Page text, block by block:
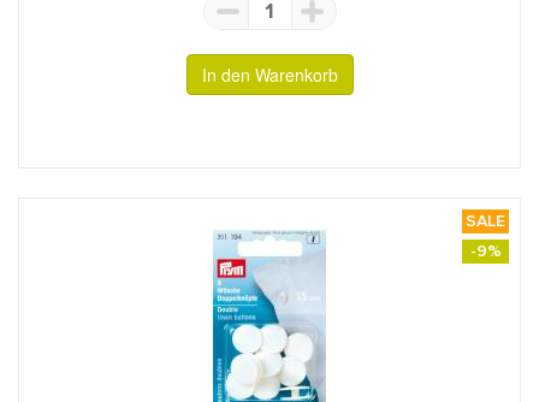
1
In den Warenkorb
SALE
-9%